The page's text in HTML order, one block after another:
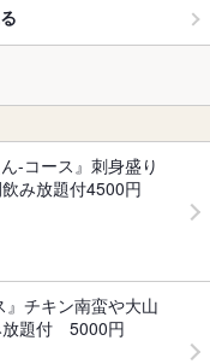
-コース』刺身盛り
み放題付4500円
』チキン南蛮や大山
放題付 5000円